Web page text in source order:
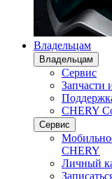
Владельцам
Владельцам
Сервис
Запчасти
CHERY
Сервис
CHERY
Личный